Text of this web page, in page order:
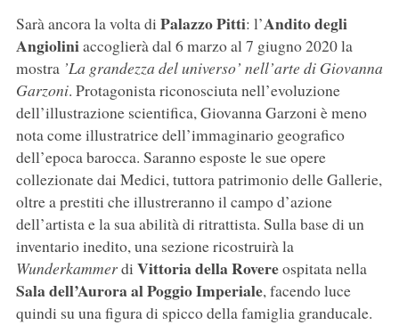
Sarà ancora la volta di Palazzo Pitti: l’Andito degli
Angioliniaccoglierà dal 6 marzo al 7 giugno 2020 la
mostra’La grandezza del universo’ nell’arte di Giovanna
Garzoni. Protagonista riconosciuta nell’evoluzione
dell’illustrazione scientifica, Giovanna Garzoni è meno
nota come illustratrice dell’immaginario geografico
dell’epoca barocca. Saranno esposte le sue opere
collezionate dai Medici, tuttora patrimonio delle Gallerie,
oltre a prestiti che illustreranno il campo d’azione
dell’artista e la sua abilità di ritrattista. Sulla base di un
inventario inedito, una sezione ricostruirà la
Wunderkammerdi Vittoria della Rovereospitata nella
Sala dell’Aurora al Poggio Imperiale, facendo luce
quindi su una figura di spicco della famiglia granducale.